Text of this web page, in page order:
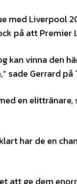
med Liverpool
på att Premier
kan vinna den
sade Gerrard på
en
har de en
att ge dem